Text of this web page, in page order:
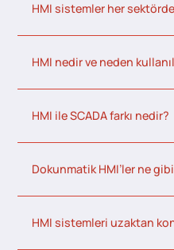
HMI sistemler her
HMI nedir ve neden
HMI ile SCADA farkı nedir?
Dokunmatik HMI’ler ne
HMI sistemleri uzaktan